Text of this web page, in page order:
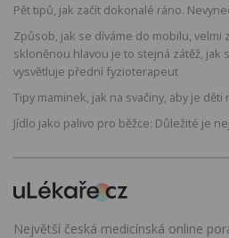
Pět tipů, jak začít dokonalé ráno.
Způsob, jak se díváme do mobilu, velmi
skloněnou hlavou je to stejná zátěž, jak
vysvětluje přední fyzioterapeut
Tipy maminek, jak na svačiny, aby je
Jídlo jako palivo pro běžce: Důležité je
Největší česká medicínská online